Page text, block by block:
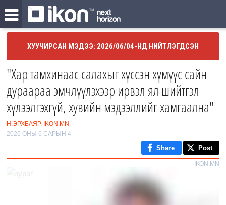
ХУУЧИРСАН МЭДЭЭ: 2026/06/04-НД НИЙТЛЭГДСЭН
"Хар тамхинаас салахыг хүссэн хүмүүс сайн
дураараа эмчлүүлэхээр ирвэл ял шийтгэл
хүлээлгэхгүй, хувийн мэдээллийг хамгаална"
Н.ЭРХБАЯР, IKON.MN
2026 ОНЫ 6 САРЫН 4
Share Post
IKON.MN